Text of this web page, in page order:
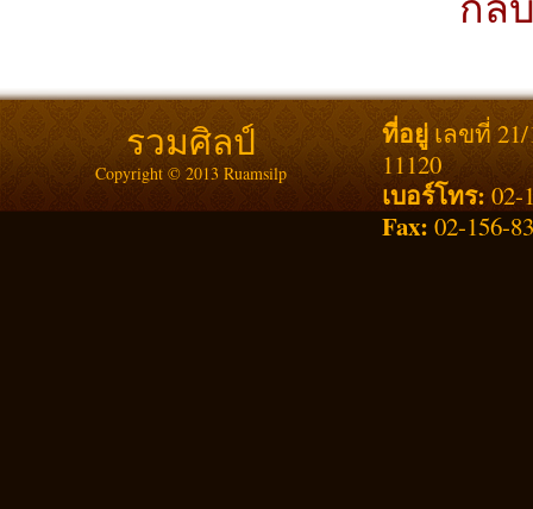
รวมศิลป์
Copyright © 2013 Ruamsilp
ที่อยู่ เลขที่
11120
เบอร์โทร: 02-
Fax: 02-156-